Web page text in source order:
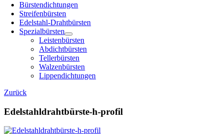
Bürstendichtungen
Streifenbürsten
Edelstahl-Drahtbürsten
Spezialbürsten
Leistenbürsten
Abdichtbürsten
Tellerbürsten
Walzenbürsten
Lippendichtungen
Zurück
Edelstahldrahtbürste-h-profil